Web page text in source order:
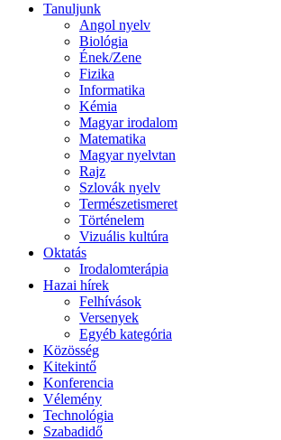
Tanuljunk
Angol nyelv
Biológia
Ének/Zene
Fizika
Informatika
Kémia
Magyar irodalom
Matematika
Magyar nyelvtan
Rajz
Szlovák nyelv
Természetismeret
Történelem
Vizuális kultúra
Oktatás
Irodalomterápia
Hazai hírek
Felhívások
Versenyek
Egyéb kategória
Közösség
Kitekintő
Konferencia
Vélemény
Technológia
Szabadidő